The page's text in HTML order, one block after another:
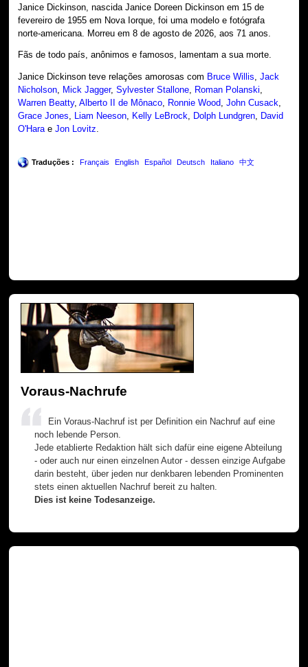
Janice Dickinson, nascida Janice Doreen Dickinson em 15 de
fevereiro de 1955 em Nova Iorque, foi uma modelo e fotógrafa
norte-americana. Morreu em 8 de agosto de 2026, aos 71 anos.
Fãs de todo país, anônimos e famosos, lamentam a sua morte.
Janice Dickinson teve relações amorosas com Bruce Willis,Jack
Nicholson, Mick Jagger,Sylvester Stallone, Roman Polanski,
Warren Beatty,Alberto II de Mônaco, Ronnie Wood,John Cusack,
Grace Jones, Liam Neeson, Kelly LeBrock, Dolph Lundgren, David
O'HaraeJon Lovitz.
Traduções : Français English Español Deutsch Italiano 中文
Voraus-Nachrufe
Ein Voraus-Nachruf ist per Definition ein Nachruf auf eine
noch lebende Person.
Jede etablierte Redaktion hält sich dafür eine eigene Abteilung
- oder auch nur einen einzelnen Autor - dessen einzige Aufgabe
darin besteht, über jeden nur denkbaren lebenden Prominenten
stets einen aktuellen Nachruf bereit zu halten.
Dies ist keine Todesanzeige.